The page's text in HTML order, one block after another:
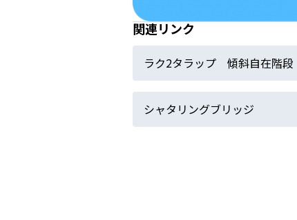
関連リンク
ラク2タラップ 傾斜自在階段
シャタリングブリッジ